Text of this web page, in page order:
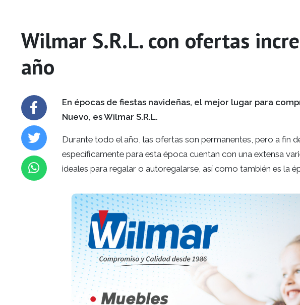
Wilmar S.R.L. con ofertas
año
En épocas de fiestas navideñas, el mejor lugar para
Nuevo, es Wilmar S.R.L.
Durante todo el año, las ofertas son permanentes, pero a fin
específicamente para esta época cuentan con una extensa
ideales para regalar o autoregalarse, así como también es la